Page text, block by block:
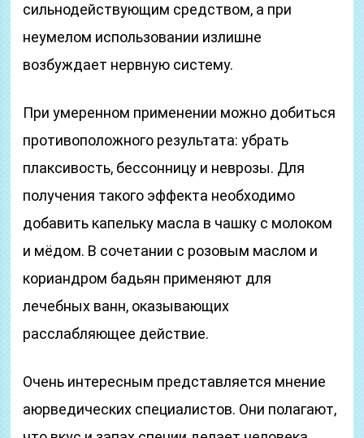
сильнодействующим средством, а при
неумелом использовании излишне
возбуждает нервную систему.
При умеренном применении можно добиться
противоположного результата: убрать
плаксивость, бессонницу и неврозы. Для
получения такого эффекта необходимо
добавить капельку масла в чашку с молоком
и мёдом. В сочетании с розовым маслом и
кориандром бадьян применяют для
лечебных ванн, оказывающих
расслабляющее действие.
Очень интересным представляется мнение
аюрведических специалистов. Они полагают,